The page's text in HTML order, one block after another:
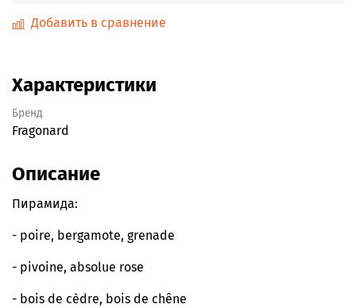
Добавить в сравнение
Характеристики
Бренд
Fragonard
Описание
Пирамида:
- poire, bergamote, grenade
- pivoine, absolue rose
- bois de cèdre, bois de chêne